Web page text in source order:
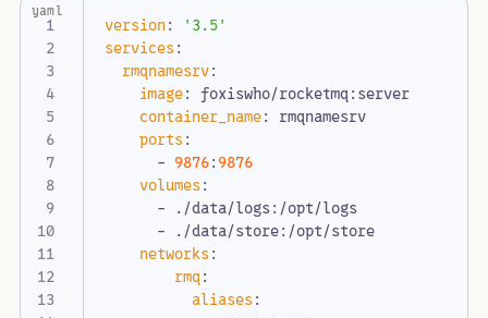
1
2
4
5
6
7
8
9
10
11
12
version:
'3.5'
services:
rmqnamesrv:
image: foxiswho/rocketmq:server
container_name: rmqnamesrv
ports:
- 9876:9876
volumes:
- ./data/logs:/opt/logs
- ./data/store:/opt/store
networks:
rmq:
aliases:
yaml